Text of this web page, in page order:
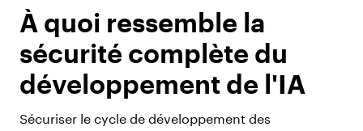
À quoi ressemble la
sécurité complète du
développement de l'IA
Sécuriser le cycle de développement des